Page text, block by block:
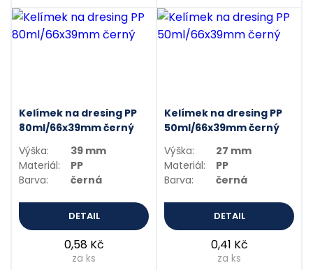
Kelímek na dresing PP
80ml/66x39mm černý
Výška:
39 mm
Materiál:
PP
Barva:
černá
DETAIL
0,58 Kč
za ks
Kelímek na dresing PP
50ml/66x39mm černý
Výška:
27 mm
Materiál:
PP
Barva:
černá
DETAIL
0,41 Kč
za ks